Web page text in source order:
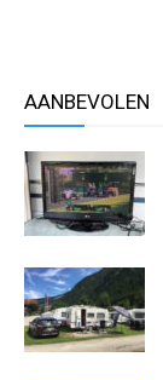
AANBEVOLEN